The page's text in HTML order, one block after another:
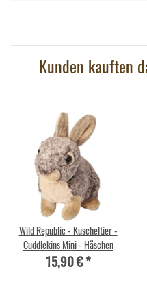
Kunden kauften
Wild Republic - Kuscheltier -
Cuddlekins Mini - Häschen
15,90 €*